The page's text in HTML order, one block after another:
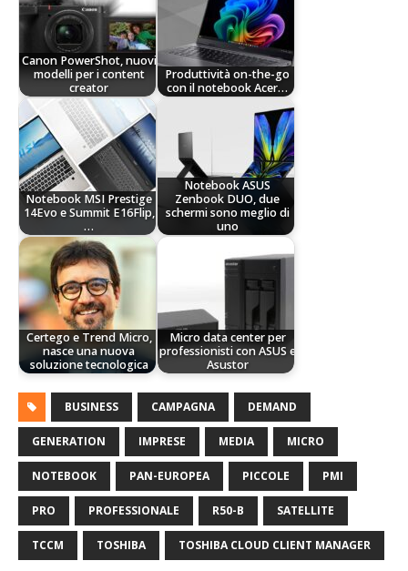
Canon PowerShot, nuovi
modelli per i content
creator
Produttività on-the-go
con il notebook Acer…
Notebook MSI Prestige
14Evo e Summit E16Flip,
…
Notebook ASUS
Zenbook DUO, due
schermi sono meglio di
uno
Certego e Trend Micro,
nasce una nuova
soluzione tecnologica
Micro data center per
professionisti con ASUS e
Asustor
BUSINESS CAMPAGNA DEMAND
GENERATION IMPRESE MEDIA MICRO
NOTEBOOK PAN-EUROPEA PICCOLE PMI
PRO PROFESSIONALE R50-B SATELLITE
TCCM TOSHIBA TOSHIBA CLOUD CLIENT MANAGER